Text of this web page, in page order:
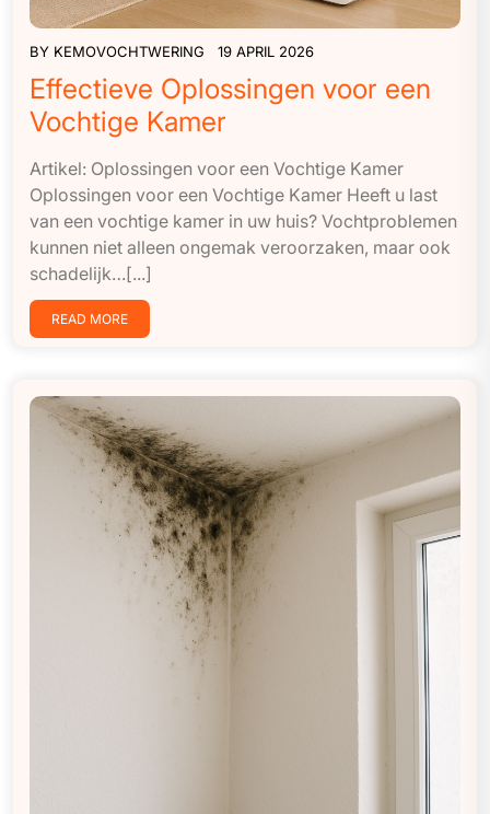
BY KEMOVOCHTWERING 19 APRIL 2026
Effectieve Oplossingen voor een
Vochtige Kamer
Artikel: Oplossingen voor een Vochtige Kamer
Oplossingen voor een Vochtige Kamer Heeft u last
van een vochtige kamer in uw huis? Vochtproblemen
kunnen niet alleen ongemak veroorzaken, maar ook
schadelijk…[...]
READ MORE